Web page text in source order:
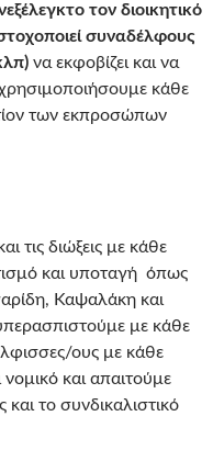
τον διοικητικό
συναδέλφους
να εκφοβίζει και να
κάθε
των εκπροσώπων
τις διώξεις με κάθε
και υποταγή όπως
Καψαλάκη και
με κάθε
ους με κάθε
νομικό και απαιτούμε
και το συνδικαλιστικό